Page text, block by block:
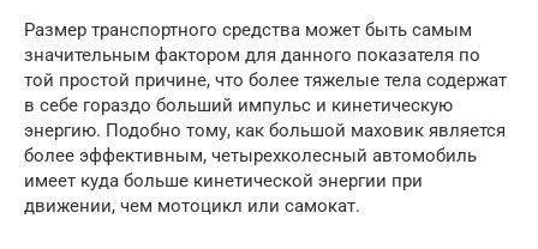
Размер транспортного средства может быть самым
значительным фактором для данного показателя по
той простой причине, что более тяжелые тела содержат
в себе гораздо больший импульс и кинетическую
энергию. Подобно тому, как большой маховик является
более эффективным, четырехколесный автомобиль
имеет куда больше кинетической энергии при
движении, чем мотоцикл или самокат.